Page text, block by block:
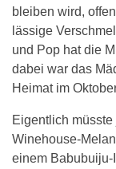
bleiben wird,
lässige
und Pop hat die
dabei war das
Heimat im
Eigentlich
Winehouse-
einem Babubuiju-